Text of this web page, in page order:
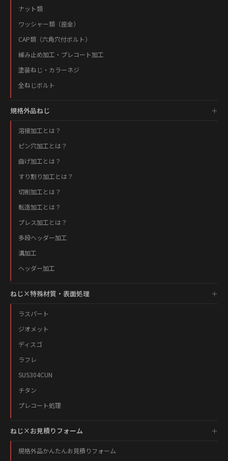
ナット類
ワッシャー類（座金）
CAP類（六角穴付ボルト）
緩み止め加工・プレコート加工
塗装ねじ・カラーネジ
全ねじボルト
規格外品ねじ
溶接加工とは？
ピン穴加工とは？
曲げ加工とは？
すり割り加工とは？
切削加工とは？
転造加工とは？
プレス加工とは？
多段ヘッダー加工
溝加工
ヘッダー加工
ねじ×特殊材質・表面処理
ラスパート
ジオメット
ディスゴ
ラフレ
SUS304CUN
チタン
プレコート処理
ねじ×お見積りフォーム
規格外品かんたんお見積りフォーム